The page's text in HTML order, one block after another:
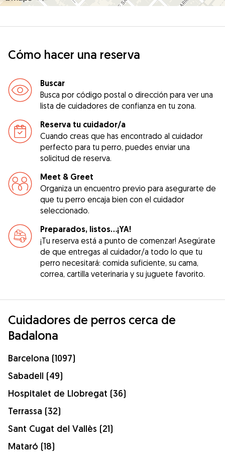
Cómo hacer una reserva
Buscar
Busca por código postal o dirección para ver una
lista de cuidadores de confianza en tu zona.
Reserva tu cuidador/a
Cuando creas que has encontrado al cuidador
perfecto para tu perro, puedes enviar una
solicitud de reserva.
Meet & Greet
Organiza un encuentro previo para asegurarte de
que tu perro encaja bien con el cuidador
seleccionado.
Preparados, listos...¡YA!
¡Tu reserva está a punto de comenzar! Asegúrate
de que entregas al cuidador/a todo lo que tu
perro necesitará: comida suficiente, su cama,
correa, cartilla veterinaria y su juguete favorito.
Cuidadores de perros cerca de
Badalona
Barcelona (1097)
Sabadell (49)
Hospitalet de Llobregat (36)
Terrassa (32)
Sant Cugat del Vallès (21)
Mataró (18)